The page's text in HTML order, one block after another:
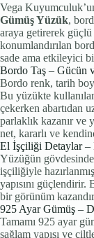
Vega
Gümüş Yüzük,
araya getirerek
konumlandırılan
sade ama etkileyici
Bordo Taş – Gücün
Bordo renk, tarih
Bu yüzükte
çekerken abartıdan
parlaklık kazanır ve
net, kararlı ve
El İşçiliği Detaylar –
Yüzüğün
işçiliğiyle
yapısını
bir görünüm
925 Ayar Gümüş –
Tamamı 925 ayar
sağlam yapısı ve